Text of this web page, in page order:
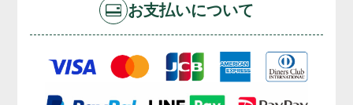
お支払いについて